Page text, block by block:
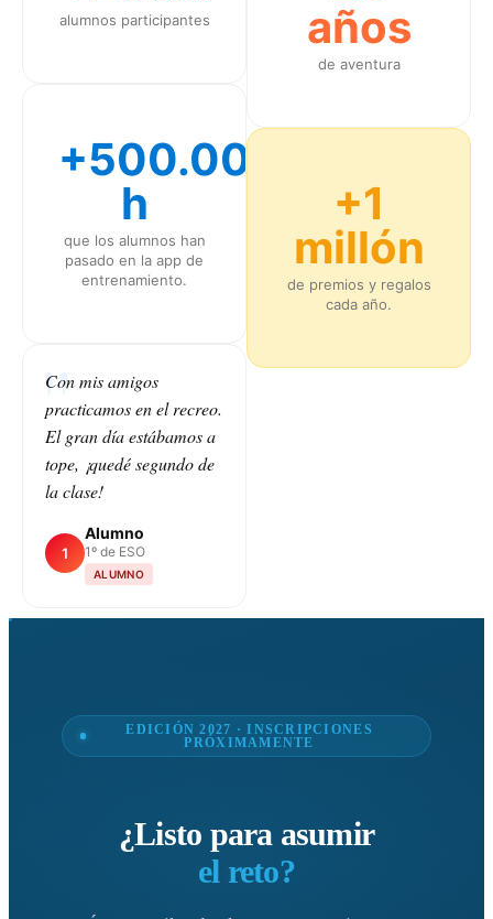
alumnos participantes
+500.000
h
que los alumnos han
pasado en la app de
entrenamiento.
Con mis amigos
practicamos en el recreo.
El gran día estábamos a
tope, ¡quedé segundo de
la clase!
1
Alumno
1º de ESO
ALUMNO
años
de aventura
+1
millón
de premios y regalos
cada año.
EDICIÓN 2027 · INSCRIPCIONES
PRÓXIMAMENTE
¿Listo para asumir
el reto?